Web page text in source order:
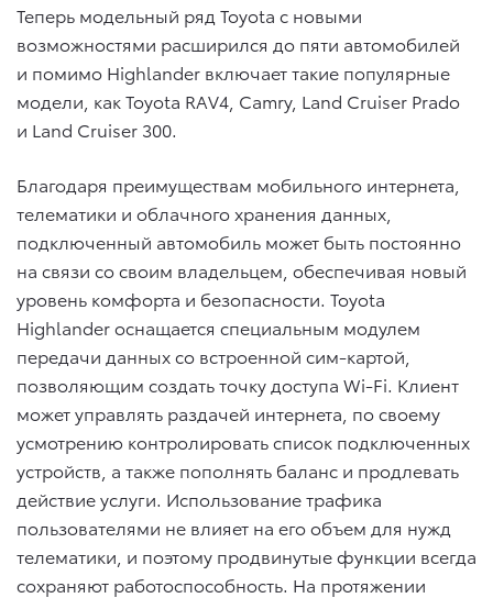
Теперь модельный ряд Toyota с новыми
возможностями расширился до пяти автомобилей
и помимо Highlander включает такие популярные
модели, как Toyota RAV4, Camry, Land Cruiser Prado
и Land Cruiser 300.
Благодаря преимуществам мобильного интернета,
телематики и облачного хранения данных,
подключенный автомобиль может быть постоянно
на связи со своим владельцем, обеспечивая новый
уровень комфорта и безопасности. Toyota
Highlander оснащается специальным модулем
передачи данных со встроенной сим-картой,
позволяющим создать точку доступа Wi-Fi. Клиент
может управлять раздачей интернета, по своему
усмотрению контролировать список подключенных
устройств, а также пополнять баланс и продлевать
действие услуги. Использование трафика
пользователями не влияет на его объем для нужд
телематики, и поэтому продвинутые функции всегда
сохраняют работоспособность. На протяжении